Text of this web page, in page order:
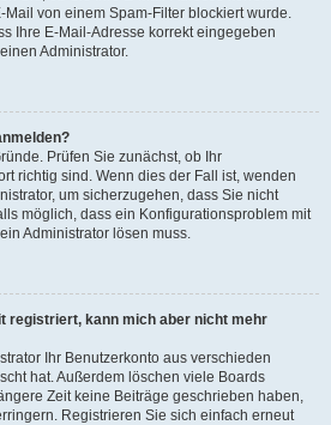
von einem Spam-Filter blockiert wurde.
Ihre E-Mail-Adresse korrekt eingegeben
Administrator.
Prüfen Sie zunächst, ob Ihr
richtig sind. Wenn dies der Fall ist, wenden
um sicherzugehen, dass Sie nicht
möglich, dass ein Konfigurationsproblem mit
Administrator lösen muss.
registriert, kann mich aber nicht mehr
Ihr Benutzerkonto aus verschieden
hat. Außerdem löschen viele Boards
Zeit keine Beiträge geschrieben haben,
Registrieren Sie sich einfach erneut